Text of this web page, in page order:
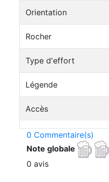
Orientation
Rocher
Type d'effort
Légende
Accès
0 Commentaire(s)
Note globale
0 avis